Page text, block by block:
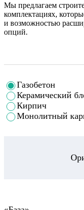
Мы предлагаем
комплектациях,
и возможностью
опций.
Газобетон
Керамический
Кирпич
Монолитный